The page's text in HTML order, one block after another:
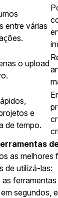
entre várias
o upload
e
de tempo.
as melhores
de utilizá-las:
as
segundos,